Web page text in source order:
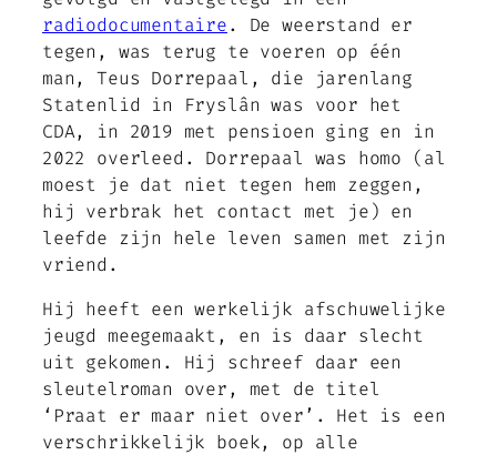
radiodocumentaire. De weerstand er
tegen, was terug te voeren op één
man, Teus Dorrepaal, die jarenlang
Statenlid in Fryslân was voor het
CDA, in 2019 met pensioen ging en in
2022 overleed. Dorrepaal was homo (al
moest je dat niet tegen hem zeggen,
hij verbrak het contact met je) en
leefde zijn hele leven samen met zijn
vriend.
Hij heeft een werkelijk afschuwelijke
jeugd meegemaakt, en is daar slecht
uit gekomen. Hij schreef daar een
sleutelroman over, met de titel
‘Praat er maar niet over’. Het is een
verschrikkelijk boek, op alle